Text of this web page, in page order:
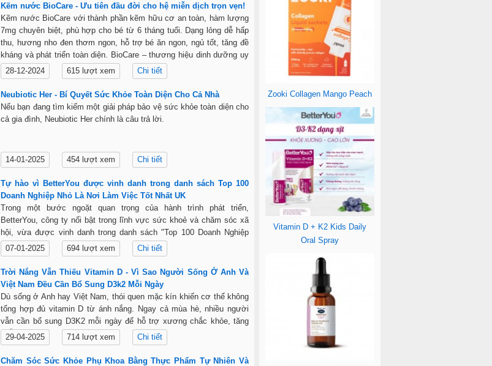
Kẽm nước BioCare - Ưu tiên đầu đời cho hệ miễn dịch trọn vẹn!
Kẽm nước BioCare với thành phần kẽm hữu cơ an toàn, hàm lượng
7mg chuyên biệt, phù hợp cho bé từ 6 tháng tuổi. Dạng lỏng dễ hấp
thu, hương nho đen thơm ngon, hỗ trợ bé ăn ngon, ngủ tốt, tăng đề
kháng và phát triển toàn diện. BioCare – thương hiệu dinh dưỡng uy
tín hơn 35 năm từ Anh Quốc.
28-12-2024 615 lượt xem Chi tiết
Neubiotic Her - Bí Quyết Sức Khỏe Toàn Diện Cho Cả Nhà
Nếu bạn đang tìm kiếm một giải pháp bảo vệ sức khỏe toàn diện cho
cả gia đình, Neubiotic Her chính là câu trả lời.
14-01-2025 454 lượt xem Chi tiết
Tự hào vì BetterYou được vinh danh trong danh sách Top 100
Doanh Nghiệp Nhỏ Là Nơi Làm Việc Tốt Nhất UK
Trong một bước ngoặt quan trọng của hành trình phát triển,
BetterYou, công ty nổi bật trong lĩnh vực sức khoẻ và chăm sóc xã
hội, vừa được vinh danh trong danh sách "Top 100 Doanh Nghiệp
Nhỏ Là Nơi Làm Việc Tốt Nhất UK" năm nay.
07-01-2025 694 lượt xem Chi tiết
Trời Nắng Vẫn Thiếu Vitamin D - Vì Sao Người Sống Ở Anh Và
Việt Nam Đều Cần Bổ Sung D3k2 Mỗi Ngày
Dù sống ở Anh hay Việt Nam, thói quen mặc kín khiến cơ thể không
tổng hợp đủ vitamin D từ ánh nắng. Ngay cả mùa hè, nhiều người
vẫn cần bổ sung D3K2 mỗi ngày để hỗ trợ xương chắc khỏe, tăng
miễn dịch. Dạng xịt D3K2 BetterYou giúp hấp thụ nhanh, tiện lợi và
phù hợp cho mọi lứa tuổi.
29-04-2025 714 lượt xem Chi tiết
Chăm Sóc Sức Khỏe Phụ Khoa Bằng Thực Phẩm Tự Nhiên Và
Zooki Collagen Mango Peach
Vitamin D + K2 Kids Daily
Oral Spray